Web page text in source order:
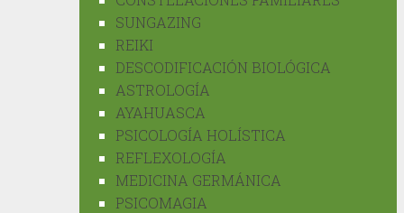
SUNGAZING
REIKI
DESCODIFICACIÓN BIOLÓGICA
ASTROLOGÍA
AYAHUASCA
PSICOLOGÍA HOLÍSTICA
REFLEXOLOGÍA
MEDICINA GERMÁNICA
PSICOMAGIA